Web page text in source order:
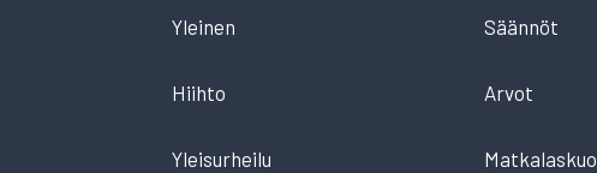
Yleinen
Hiihto
Yleisurheilu
Säännöt
Arvot